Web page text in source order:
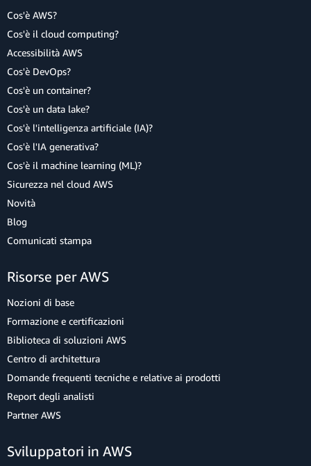
Cos'è AWS?
Cos'è il cloud computing?
Accessibilità AWS
Cos'è DevOps?
Cos'è un container?
Cos'è un data lake?
Cos'è l'intelligenza artificiale (IA)?
Cos'è l'IA generativa?
Cos'è il machine learning (ML)?
Sicurezza nel cloud AWS
Novità
Blog
Comunicati stampa
Risorse per AWS
Nozioni di base
Formazione e certificazioni
Biblioteca di soluzioni AWS
Centro di architettura
Domande frequenti tecniche e relative ai prodotti
Report degli analisti
Partner AWS
Sviluppatori in AWS